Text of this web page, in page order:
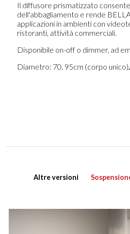
Il diffusore prismatizzato
dell'abbagliamento e rende
applicazioni in ambienti con
ristoranti, attività commerciali.
Disponibile on-off o dimmer, ad
Diametro: 70, 95cm (corpo unico).